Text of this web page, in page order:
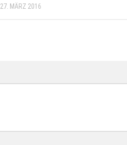
27. MÄRZ 2016